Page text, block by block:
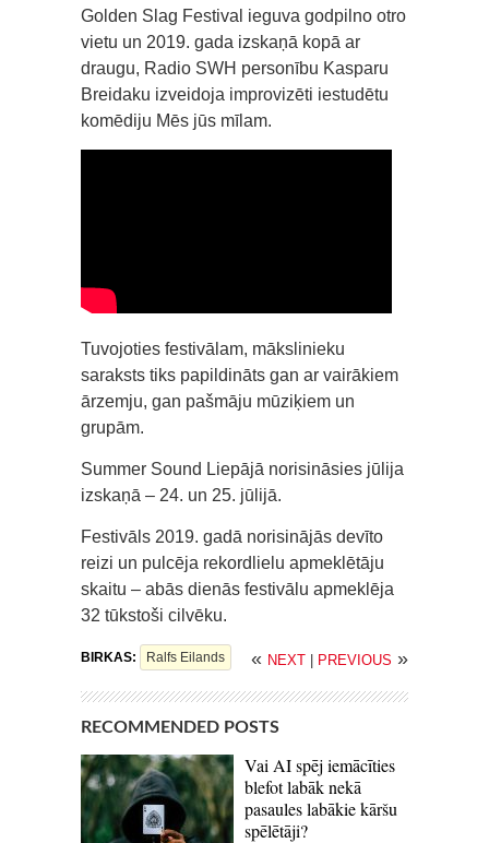
Golden Slag Festival ieguva godpilno otro
vietu un 2019. gada izskaņā kopā ar
draugu, Radio SWH personību Kasparu
Breidaku izveidoja improvizēti iestudētu
komēdiju Mēs jūs mīlam.
Tuvojoties festivālam, mākslinieku
saraksts tiks papildināts gan ar vairākiem
ārzemju, gan pašmāju mūziķiem un
grupām.
Summer Sound Liepājā norisināsies jūlija
izskaņā – 24. un 25. jūlijā.
Festivāls 2019. gadā norisinājās devīto
reizi un pulcēja rekordlielu apmeklētāju
skaitu – abās dienās festivālu apmeklēja
32 tūkstoši cilvēku.
BIRKAS: Ralfs Eilands « NEXT PREVIOUS »
RECOMMENDED POSTS
Vai AI spēj iemācīties
blefot labāk nekā
pasaules labākie kāršu
spēlētāji?